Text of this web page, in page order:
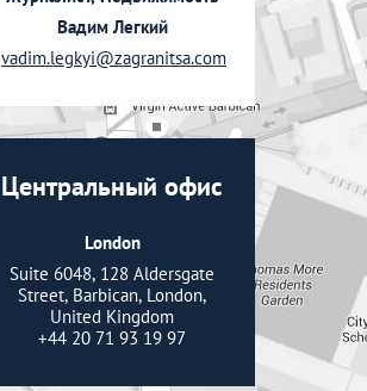
Вадим Легкий
vadim.legkyi@zagranitsa.com
Центральный офис
London
Suite 6048, 128 Aldersgate
Street, Barbican, London,
United Kingdom
+44 20 71 93 19 97